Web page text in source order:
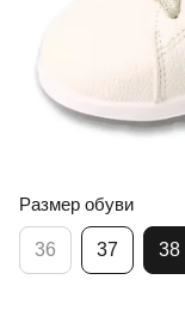
Размер обуви
36 37 38